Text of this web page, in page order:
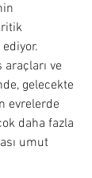
ve
gelecekte
evrelerde
daha fazla
umut